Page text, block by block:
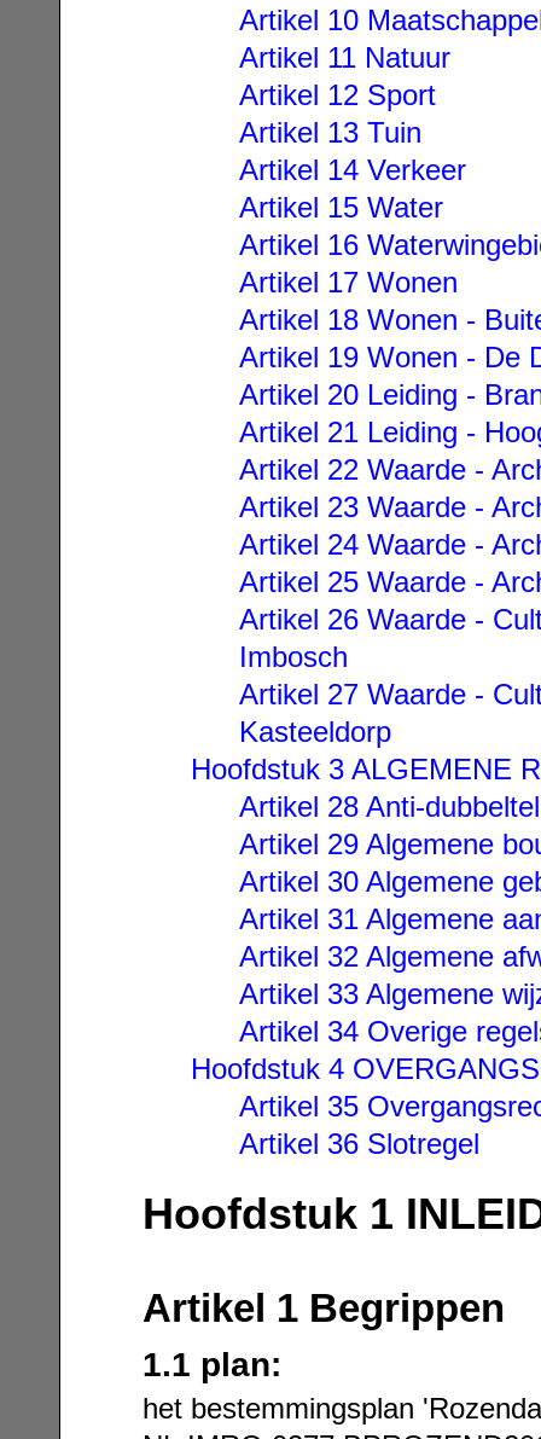
Artikel 10
Artikel 11 Natuur
Artikel 12 Sport
Artikel 13 Tuin
Artikel 14 Verkeer
Artikel 15 Water
Artikel 16
Artikel 17 Wonen
Artikel 18 Wonen -
Artikel 19 Wonen - De
Artikel 20 Leiding -
Artikel 21 Leiding -
Artikel 22 Waarde -
Artikel 23 Waarde -
Artikel 24 Waarde -
Artikel 25 Waarde -
Artikel 26 Waarde -
Imbosch
Artikel 27 Waarde -
Kasteeldorp
Hoofdstuk 3 ALGEMENE
Artikel 28 Anti-
Artikel 29 Algemene
Artikel 30 Algemene
Artikel 31 Algemene
Artikel 32 Algemene
Artikel 33 Algemene
Artikel 34 Overige
Hoofdstuk 4
Artikel 35
Artikel 36 Slotregel
Hoofdstuk 1
Artikel 1 Begrippen
1.1 plan:
het bestemmingsplan